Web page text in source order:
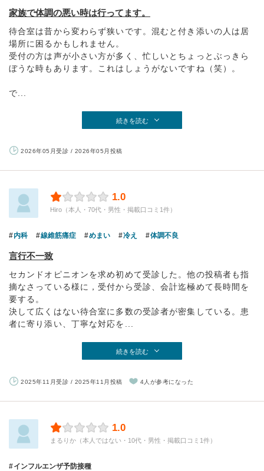
家族で体調の悪い時は行ってます。
待合室は昔から変わらず狭いです。混むと付き添いの人は居
場所に困るかもしれません。
受付の方は声が小さい方が多く、忙しいとちょっとぶっきら
ぼうな時もあります。これはしょうがないですね（笑）。
で...
続きを読む
2026年05月受診 / 2026年05月投稿
1.0
Hiro（本人・70代・男性・掲載口コミ1件）
内科 線維筋痛症 めまい 冷え 体調不良
言行不一致
セカンドオピニオンを求め初めて受診した。他の投稿者も指
摘なさっている様に，受付から受診、会計迄極めて長時間を
要する。
決して広くはない待合室に多数の受診者が密集している。患
者に寄り添い、丁寧な対応を...
続きを読む
2025年11月受診 / 2025年11月投稿 4人が参考になった
1.0
まるりか（本人ではない・10代・男性・掲載口コミ1件）
インフルエンザ予防接種